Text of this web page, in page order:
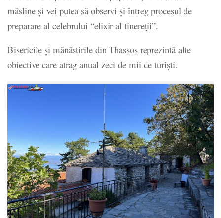
măsline și vei putea să observi și întreg procesul de
preparare al celebrului “elixir al tinereții”.
Bisericile și mănăstirile din Thassos reprezintă alte
obiective care atrag anual zeci de mii de turiști.